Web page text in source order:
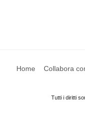
Home Collabora
Tutti i diritti